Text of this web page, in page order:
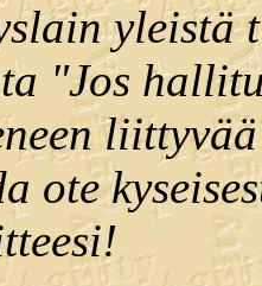
yleistä
"Jos
ote